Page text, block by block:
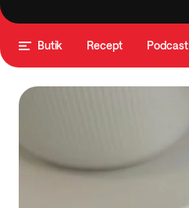
Butik Recept Podcast